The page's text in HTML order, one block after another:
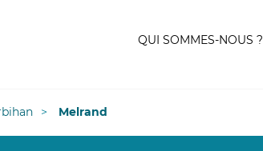
QUI SOMMES-NOUS ?
Melrand